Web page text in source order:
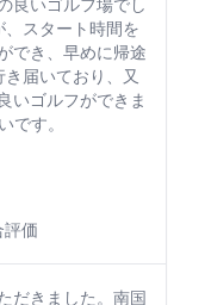
良いゴルフ場でし
、スタート時間を
でき、早めに帰途
き届いており、又
いゴルフができま
です。
価: 5
だきました。南国